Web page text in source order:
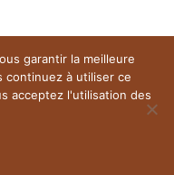
Bruxelles.Tous droits
vos soins. Pour
et hypnotherapeutes.
de la Vie Privée
garantir la meilleure
continuez à utiliser ce
acceptez l'utilisation des